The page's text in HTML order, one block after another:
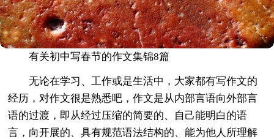
有关初中写春节的作文集锦8篇
无论在学习、工作或是生活中，大家都有写作文的
经历，对作文很是熟悉吧，作文是从内部言语向外部言
语的过渡，即从经过压缩的简要的、自己能明白的语
言，向开展的、具有规范语法结构的、能为他人所理解